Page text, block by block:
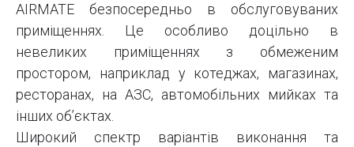
AIRMATE безпосередньо в обслуговуваних
приміщеннях. Це особливо доцільно в
невеликих приміщеннях з обмеженим
простором, наприклад у котеджах, магазинах,
ресторанах, на АЗС, автомобільних мийках та
інших об’єктах.
Широкий спектр варіантів виконання та